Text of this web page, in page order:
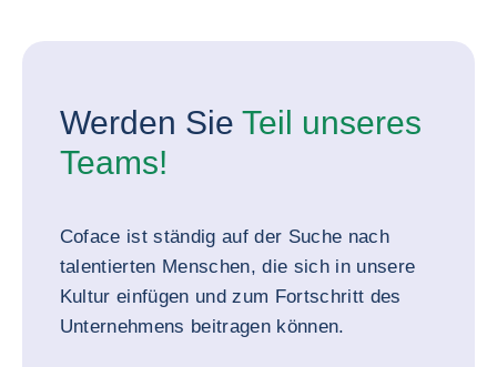
Werden Sie Teil unseres
Teams!
Coface ist ständig auf der Suche nach
talentierten Menschen, die sich in unsere
Kultur einfügen und zum Fortschritt des
Unternehmens beitragen können.